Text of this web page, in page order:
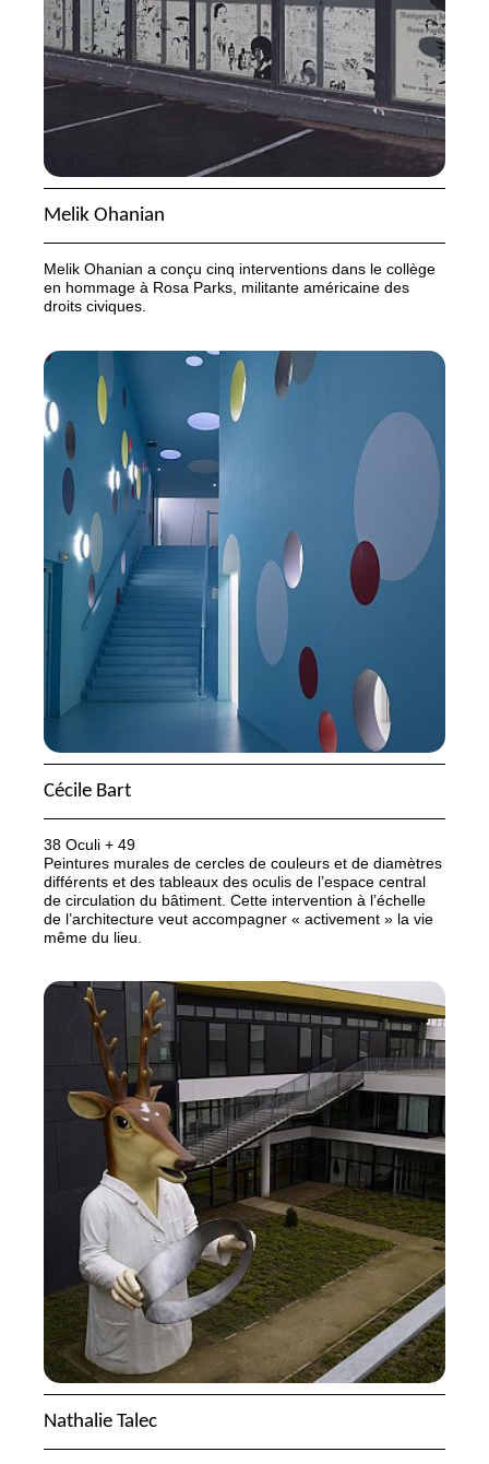
Melik Ohanian
Melik Ohanian a conçu cinq interventions dans le collège
en hommage à Rosa Parks, militante américaine des
droits civiques.
Cécile Bart
38 Oculi + 49
Peintures murales de cercles de couleurs et de diamètres
différents et des tableaux des oculis de l’espace central
de circulation du bâtiment. Cette intervention à l’échelle
de l’architecture veut accompagner « activement » la vie
même du lieu.
Nathalie Talec